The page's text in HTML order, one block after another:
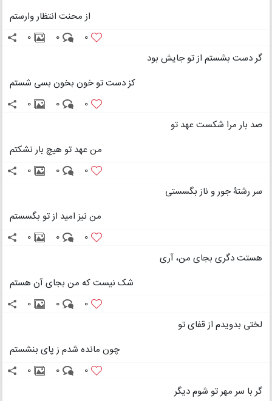
از محنت انتظار وارستم
0
0
0
گر دست بشستم از تو جایش بود
کز دست تو خون بخون بسی شستم
0
0
0
صد بار مرا شکست عهد تو
من عهد تو هیچ بار نشکتم
0
0
0
سر رشتۀ جور و ناز بگسستی
من نیز امید از تو بگسستم
0
0
0
هستت دگری بجای من، آری
شک نیست که من بجای آن هستم
0
0
0
لختی بدویدم از قفای تو
چون مانده شدم ز پای بنشستم
0
0
0
گر با سر مهر تو شوم دیگر